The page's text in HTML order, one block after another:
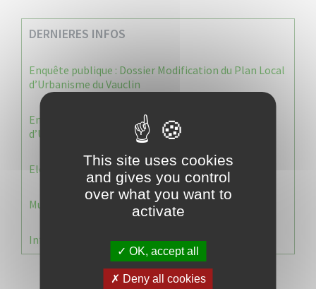
DERNIERES INFOS
Enquête publique : Dossier Modification du Plan Local
d’Urbanisme du Vauclin
Enquête publique : 1 ère modification du Plan Local
d’Urbanisme (PLU) de la commune du Vauclin.
Election 2026 : Commission de contrôle
Municipale 2026 : Transfert du Bureau de Vote n°2
Information Élections – Carte Électorale
This site uses cookies
and gives you control
over what you want to
activate
OK, accept all
Deny all cookies